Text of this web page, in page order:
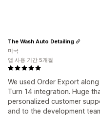
We used Order Export
Turn 14 integration. Huge
personalized customer
and to the development
The Wash Auto Detailing
미국
앱 사용 기간 5개월